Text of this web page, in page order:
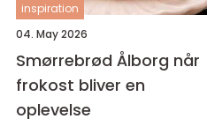
inspiration
04. May 2026
Smørrebrød Ålborg når
frokost bliver en
oplevelse